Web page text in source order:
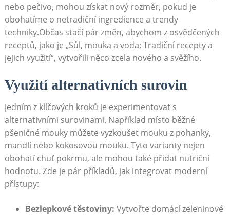
nebo pečivo, mohou získat nový rozměr, pokud je
obohatíme o netradiční ingredience a trendy
techniky.Občas stačí pár změn, abychom z osvědčených
receptů, jako je „Sůl, mouka a voda: Tradiční recepty a
jejich využití“, vytvořili něco zcela nového a svěžího.
Využití alternativních surovin
Jedním z klíčových kroků je experimentovat s
alternativními surovinami. Například místo běžné
pšeničné mouky můžete vyzkoušet mouku z pohanky,
mandlí nebo kokosovou mouku. Tyto varianty nejen
obohatí chuť pokrmu, ale mohou také přidat nutriční
hodnotu. Zde je pár příkladů, jak integrovat moderní
přístupy:
Bezlepkové těstoviny: Vytvořte domácí zeleninové